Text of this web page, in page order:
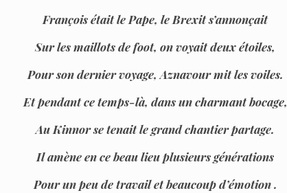
François était le Pape, le Brexit s’annonçait
Sur les maillots de foot, on voyait deux étoiles,
Pour son dernier voyage, Aznavour mit les voiles.
Et pendant ce temps-là, dans un charmant bocage,
Au Kinnor se tenait le grand chantier partage.
Il amène en ce beau lieu plusieurs générations
Pour un peu de travail et beaucoup d’émotion .